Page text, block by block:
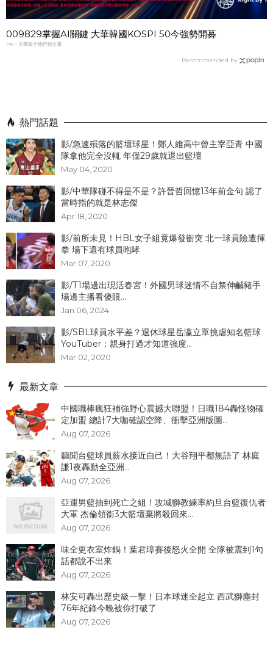
009829掌握AI關鍵 大華韓國KOSPI 50今強勢開募
PR・大華銀全能行銷方案
Recommended by
熱門話題
影/急速殞落的籃壇球星！鄭人維高中曾主宰亞青 中國
隊拿他完全沒輒 年僅29歲就退出籃壇
May 04, 2020
影/中華隊碰不得是不是？許晉哲回憶13年前金句 認了
當時指的就是林志傑
Apr 18, 2020
影/前所未見！HBL女子組竟爆發衝突 北一球員險遭揮
拳 場下還有球員咆哮
Mar 07, 2020
影/T1場邊出現活春宮！外國男球迷情不自禁伸鹹豬手
場邊主播看傻眼...
Jan 06, 2024
影/SBL球員水平差？退休球星岳瀛立單挑虐知名籃球
YouTuber：親身打過才知道強度...
Mar 02, 2020
最新文章
中國職棒瘋狂補強野心震撼大聯盟！日職184轟怪物確
定加盟 總計7大咖確認空降、衝擊亞洲版圖...
Aug 07, 2026
聽聞台籃球員薪水接近自己！大谷翔平都無語了 林庭
謙1夜轟動全亞洲...
Aug 07, 2026
亞運男籃抽到死亡之組！攻城獅教練率約旦台籃復仇者
大軍 杰倫領銜3大籃壇棄將殺回來...
Aug 07, 2026
味全更衣室炸鍋！葉君璋賽後怒火全開 全隊被震到1句
話都說不出來
Aug 07, 2026
林安可轟出歷史級一擊！日本球迷全起立 西武獅塵封
76年紀錄今晚被你打破了
Aug 07, 2026